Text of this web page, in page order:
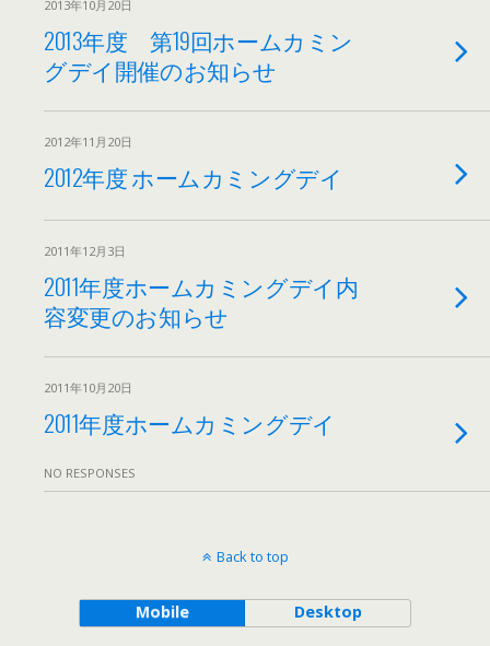
2013年10月20日
2013年度 第19回ホームカミン
グデイ開催のお知らせ
2012年11月20日
2012年度 ホームカミングデイ
2011年12月3日
2011年度ホームカミングデイ内
容変更のお知らせ
2011年10月20日
2011年度ホームカミングデイ
NO RESPONSES
Back to top
Mobile Desktop